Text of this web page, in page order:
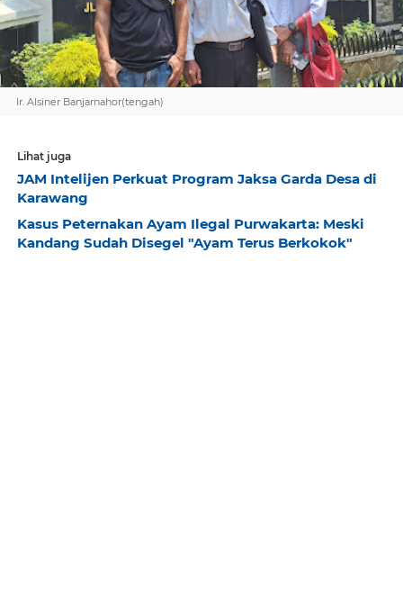
Ir. Alsiner Banjarnahor(tengah)
Lihat juga
JAM Intelijen Perkuat Program Jaksa Garda Desa di
Karawang
Kasus Peternakan Ayam Ilegal Purwakarta: Meski
Kandang Sudah Disegel "Ayam Terus Berkokok"